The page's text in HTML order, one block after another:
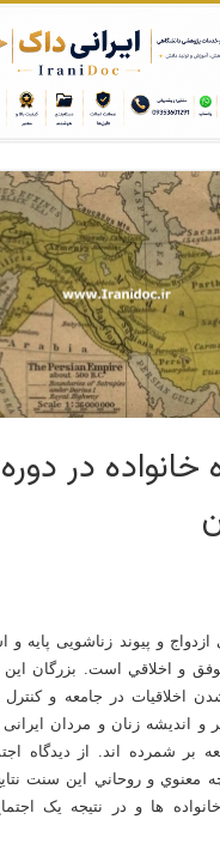
خانواده در دوره
و پیوند زناشویی پايه
و اخلاقي است. بزرگان
اخلاقيات در جامعه و
و اندیشه زنان و مردان ایرانی
بر شمرده اند. از ديدگاه
معنوي و روحاني اين سنت
ها و در نتيجه یک